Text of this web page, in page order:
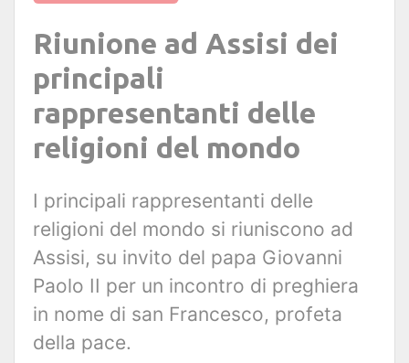
Riunione ad Assisi dei
principali
rappresentanti delle
religioni del mondo
I principali rappresentanti delle
religioni del mondo si riuniscono ad
Assisi, su invito del papa Giovanni
Paolo II per un incontro di preghiera
in nome di san Francesco, profeta
della pace.